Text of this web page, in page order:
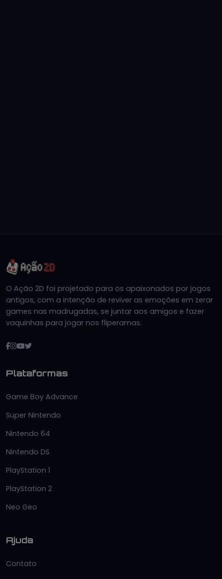
O Ação 2D foi projetado para os apaixonados por jogos
antigos, com a intenção de reviver as emoções em zerar
games nas madrugadas, se juntar aos amigos e fazer
vaquinhas para jogar nos fliperamas.
Plataformas
Game Boy Advance
Super Nintendo
Nintendo 64
Nintendo DS
PlayStation 1
PlayStation 2
Neo Geo
Ajuda
Contato